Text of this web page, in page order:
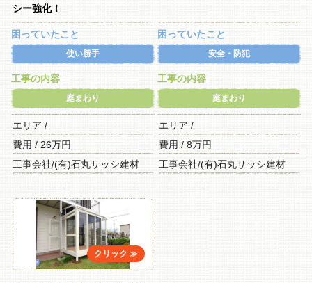
シー強化！
困っていたこと
使い勝手
工事の内容
庭まわり
エリア /
費用 / 26万円
工事会社/(有)石丸サッシ建材
困っていたこと
安全・防犯
工事の内容
庭まわり
エリア /
費用 / 8万円
工事会社/(有)石丸サッシ建材